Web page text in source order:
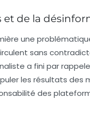
et de la
une
sans
a fini par
les résultats des
des